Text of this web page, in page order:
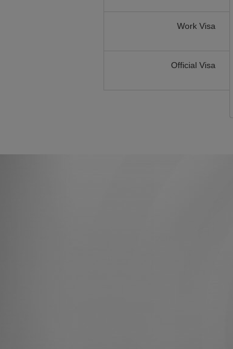
Work Visa
Official Visa